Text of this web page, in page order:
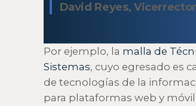
David Reyes,
Por ejemplo, la malla de
Sistemas, cuyo egresado es
de tecnologías de la
para plataformas web y